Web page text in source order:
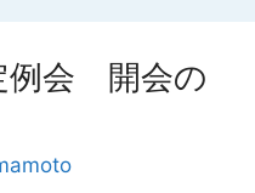
例会 開会の